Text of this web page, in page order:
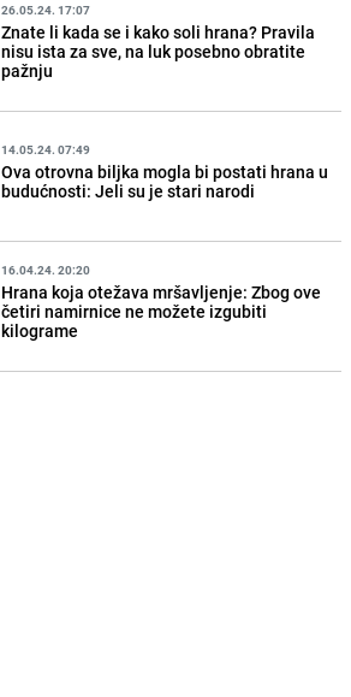
26.05.24. 17:07
Znate li kada se i kako soli hrana? Pravila
nisu ista za sve, na luk posebno obratite
pažnju
14.05.24. 07:49
Ova otrovna biljka mogla bi postati hrana u
budućnosti: Jeli su je stari narodi
16.04.24. 20:20
Hrana koja otežava mršavljenje: Zbog ove
četiri namirnice ne možete izgubiti
kilograme